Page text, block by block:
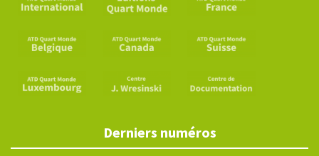
Derniers numéros